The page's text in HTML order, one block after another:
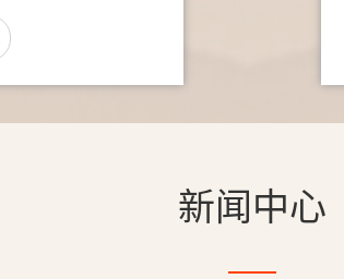
新闻中心